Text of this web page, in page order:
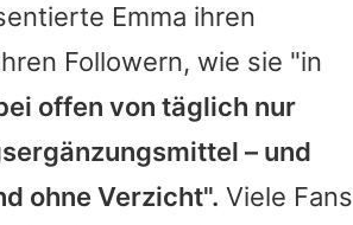
Emma ihren
Followern, wie sie "in
offen von täglich nur
– und
ohne Verzicht". Viele Fans